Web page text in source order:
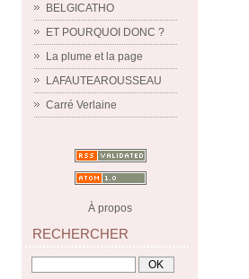
BELGICATHO
ET POURQUOI DONC ?
La plume et la page
LAFAUTEAROUSSEAU
Carré Verlaine
À propos
RECHERCHER